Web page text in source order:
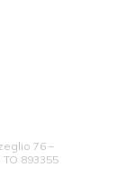
76 –
TO 893355